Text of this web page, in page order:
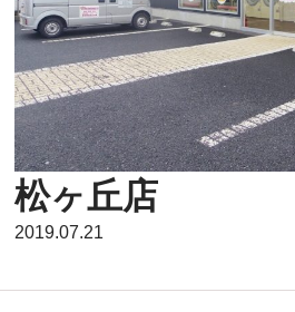
松ヶ丘店
2019.07.21